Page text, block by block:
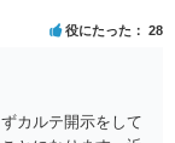
役にたった 28
カルテ開示をして